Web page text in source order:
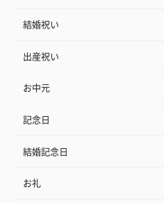
結婚祝い
出産祝い
お中元
記念日
結婚記念日
お礼